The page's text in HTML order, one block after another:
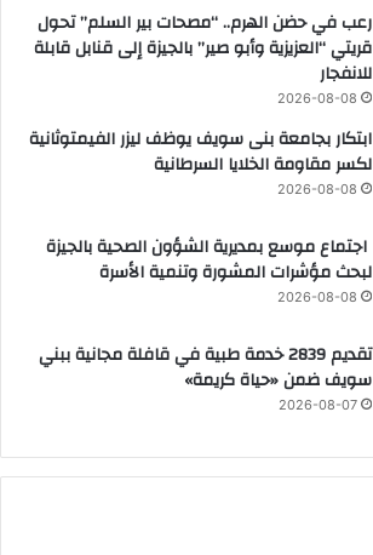
رعب في حضن الهرم.. “مصحات بير السلم” تحول
قريتي “العزيزية وأبو صير” بالجيزة إلى قنابل قابلة
للانفجار
2026-08-08
ابتكار بجامعة بنى سويف يوظف ليزر الفيمتوثانية
لكسر مقاومة الخلايا السرطانية
2026-08-08
اجتماع موسع بمديرية الشؤون الصحية بالجيزة
لبحث مؤشرات المشورة وتنمية الأسرة
2026-08-08
تقديم 2839 خدمة طبية في قافلة مجانية ببني
سويف ضمن «حياة كريمة»
2026-08-07